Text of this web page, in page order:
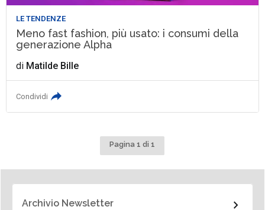
LE TENDENZE
Meno fast fashion, più usato: i consumi della
generazione Alpha
di Matilde Bille
Condividi
Pagina 1 di 1
Archivio Newsletter